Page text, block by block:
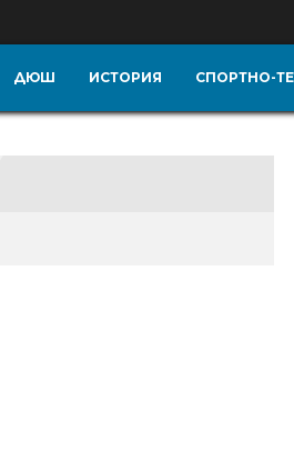
ДЮШ ИСТОРИЯ СПОРТНО-